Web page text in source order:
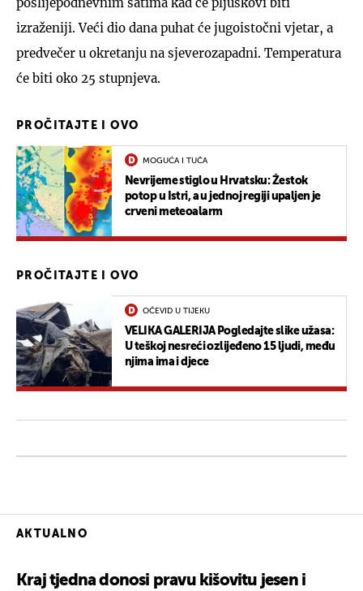
izraženiji. Veći dio dana puhat će jugoistočni vjetar, a
predvečer u okretanju na sjeverozapadni. Temperatura
će biti oko 25 stupnjeva.
PROČITAJTE I OVO
MOGUĆA I TUČA
Nevrijeme stiglo u Hrvatsku: Žestok
potop u Istri, a u jednoj regiji upaljen je
crveni meteoalarm
PROČITAJTE I OVO
OČEVID U TIJEKU
VELIKA GALERIJA Pogledajte slike užasa:
U teškoj nesreći ozlijeđeno 15 ljudi, među
njima ima i djece
AKTUALNO
Kraj tjedna donosi pravu kišovitu jesen i